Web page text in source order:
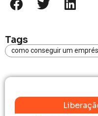
Tags
como conseguir um